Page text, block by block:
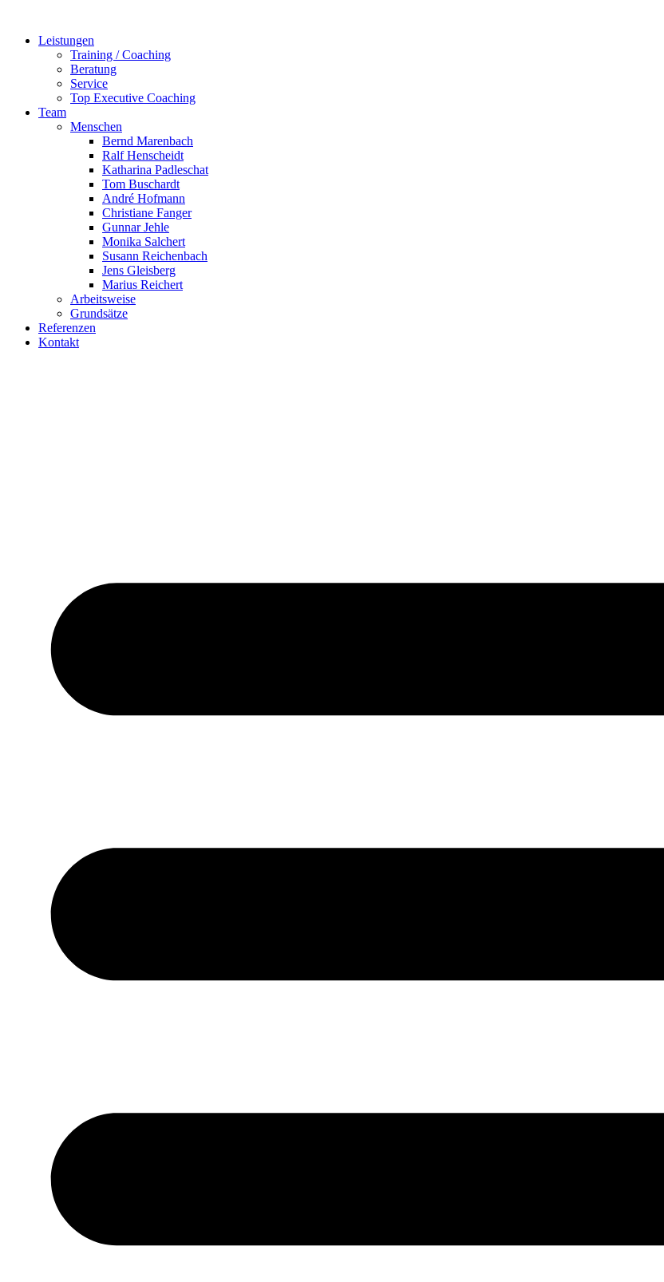
springenLeistungen
Training / Coaching
Beratung
Service
Top Executive Coaching
Team
Menschen
Bernd Marenbach
Ralf Henscheidt
Katharina Padleschat
Tom Buschardt
André Hofmann
Christiane Fanger
Gunnar Jehle
Monika Salchert
Susann Reichenbach
Jens Gleisberg
Marius Reichert
Arbeitsweise
Grundsätze
Referenzen
Kontakt